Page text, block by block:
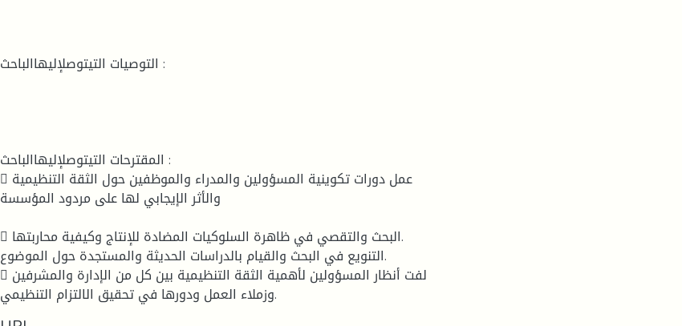
التوصيات التيتوصلإليهاالباحث :
المقترحات التيتوصلإليهاالباحث :
 عمل دورات تكوينية المسؤولين والمدراء والموظفين حول الثقة التنظيمية
والأثر الإيجابي لها على مردود المؤسسة
 البحث والتقصي في ظاهرة السلوكيات المضادة للإنتاج وكيفية محاربتها.
التنويع في البحث والقيام بالدراسات الحديثة والمستجدة حول الموضوع.
 لفت أنظار المسؤولين لأهمية الثقة التنظيمية بين كل من الإدارة والمشرفين
وزملاء العمل ودورها في تحقيق الالتزام التنظيمي.